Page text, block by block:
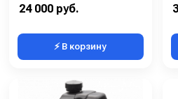
24 000 руб.
⚡ В корзину